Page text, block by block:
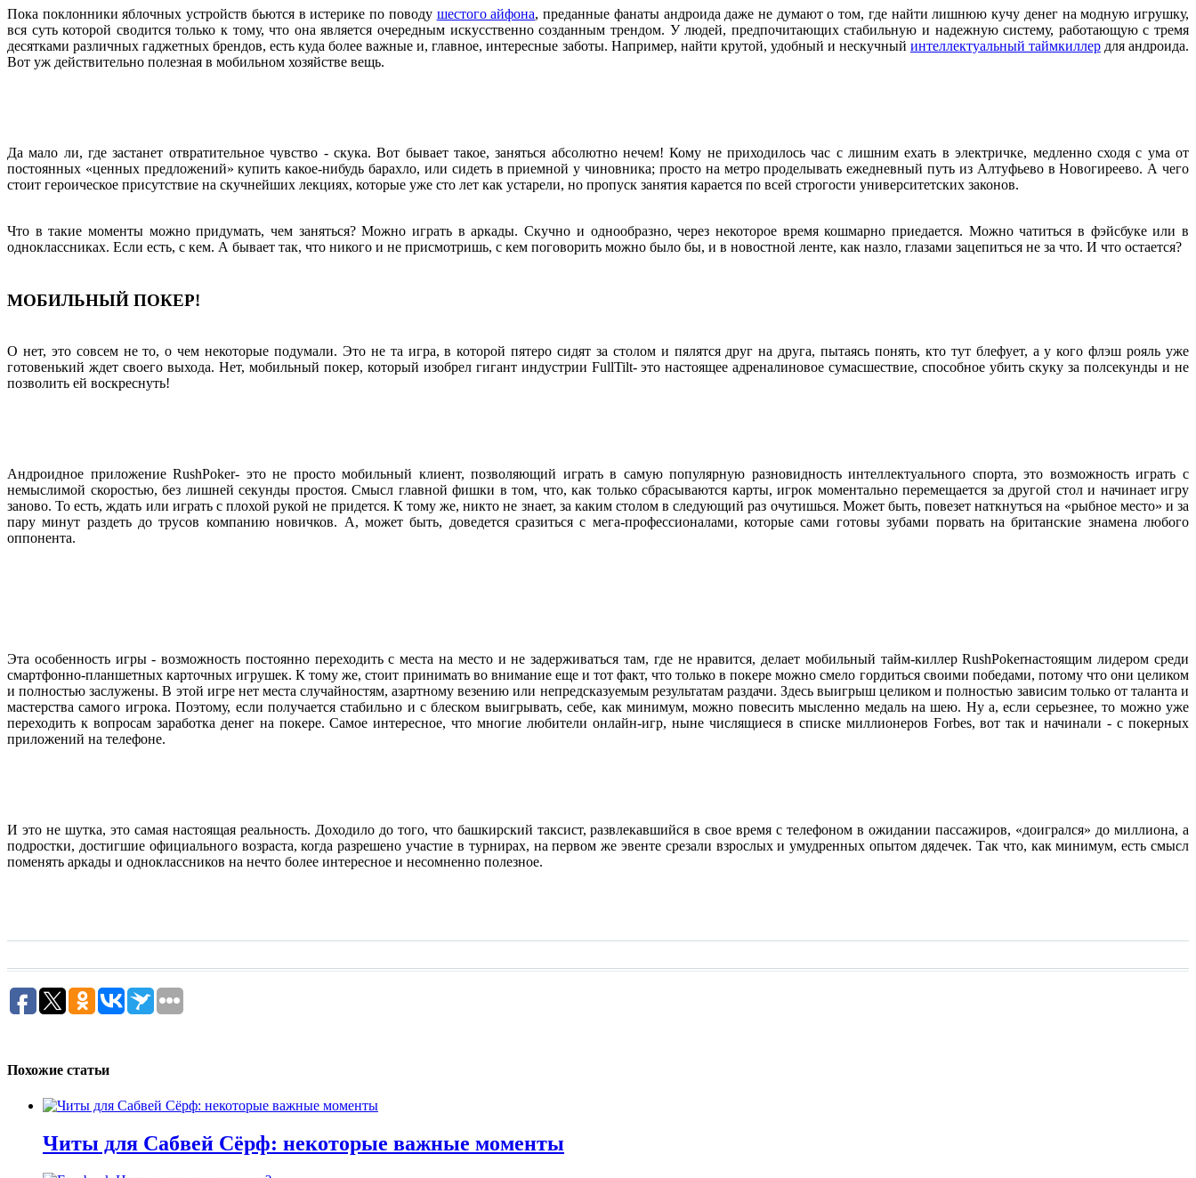
Пока поклонники яблочных устройств бьются в истерике по поводу шестого айфона, преданные фанаты андроида даже не думают о том, где найти лишнюю кучу денег на модную игрушку,
вся суть которой сводится только к тому, что она является очередным искусственно созданным трендом. У людей, предпочитающих стабильную и надежную систему, работающую с тремя
десятками различных гаджетных брендов, есть куда более важные и, главное, интересные заботы. Например, найти крутой, удобный и нескучный интеллектуальный таймкиллердля андроида.
Вот уж действительно полезная в мобильном хозяйстве вещь.
Да мало ли, где застанет отвратительное чувство - скука. Вот бывает такое, заняться абсолютно нечем! Кому не приходилось час с лишним ехать в электричке, медленно сходя с ума от
постоянных «ценных предложений» купить какое-нибудь барахло, или сидеть в приемной у чиновника; просто на метро проделывать ежедневный путь из Алтуфьево в Новогиреево. А чего
стоит героическое присутствие на скучнейших лекциях, которые уже сто лет как устарели, но пропуск занятия карается по всей строгости университетских законов.
Что в такие моменты можно придумать, чем заняться? Можно играть в аркады. Скучно и однообразно, через некоторое время кошмарно приедается. Можно чатиться в фэйсбуке или в
одноклассниках. Если есть, с кем. А бывает так, что никого и не присмотришь, с кем поговорить можно было бы, и в новостной ленте, как назло, глазами зацепиться не за что. И что остается?
МОБИЛЬНЫЙ ПОКЕР!
О нет, это совсем не то, о чем некоторые подумали. Это не та игра, в которой пятеро сидят за столом и пялятся друг на друга, пытаясь понять, кто тут блефует, а у кого флэш рояль уже
готовенький ждет своего выхода. Нет, мобильный покер, который изобрел гигант индустрии FullTilt- это настоящее адреналиновое сумасшествие, способное убить скуку за полсекунды и не
позволить ей воскреснуть!
Андроидное приложение RushPoker- это не просто мобильный клиент, позволяющий играть в самую популярную разновидность интеллектуального спорта, это возможность играть с
немыслимой скоростью, без лишней секунды простоя. Смысл главной фишки в том, что, как только сбрасываются карты, игрок моментально перемещается за другой стол и начинает игру
заново. То есть, ждать или играть с плохой рукой не придется. К тому же, никто не знает, за каким столом в следующий раз очутишься. Может быть, повезет наткнуться на «рыбное место» и за
пару минут раздеть до трусов компанию новичков. А, может быть, доведется сразиться с мега-профессионалами, которые сами готовы зубами порвать на британские знамена любого
оппонента.
Эта особенность игры - возможность постоянно переходить с места на место и не задерживаться там, где не нравится, делает мобильный тайм-киллер RushPokerнастоящим лидером среди
смартфонно-планшетных карточных игрушек. К тому же, стоит принимать во внимание еще и тот факт, что только в покере можно смело гордиться своими победами, потому что они целиком
и полностью заслужены. В этой игре нет места случайностям, азартному везению или непредсказуемым результатам раздачи. Здесь выигрыш целиком и полностью зависим только от таланта и
мастерства самого игрока. Поэтому, если получается стабильно и с блеском выигрывать, себе, как минимум, можно повесить мысленно медаль на шею. Ну а, если серьезнее, то можно уже
переходить к вопросам заработка денег на покере. Самое интересное, что многие любители онлайн-игр, ныне числящиеся в списке миллионеров Forbes, вот так и начинали - с покерных
приложений на телефоне.
И это не шутка, это самая настоящая реальность. Доходило до того, что башкирский таксист, развлекавшийся в свое время с телефоном в ожидании пассажиров, «доигрался» до миллиона, а
подростки, достигшие официального возраста, когда разрешено участие в турнирах, на первом же эвенте срезали взрослых и умудренных опытом дядечек. Так что, как минимум, есть смысл
поменять аркады и одноклассников на нечто более интересное и несомненно полезное.
Похожие статьи
Читы для Сабвей Сёрф: некоторые важные моменты